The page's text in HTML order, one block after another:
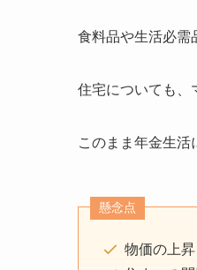
食料品や生活必需
住宅についても、
このまま年金生活
懸念点
物価の上昇